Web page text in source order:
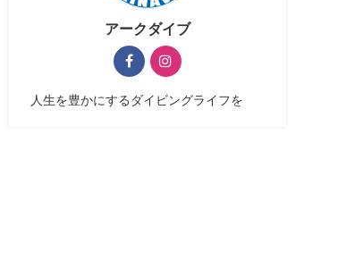
アークダイブ
人生を豊かにするダイビングライフを